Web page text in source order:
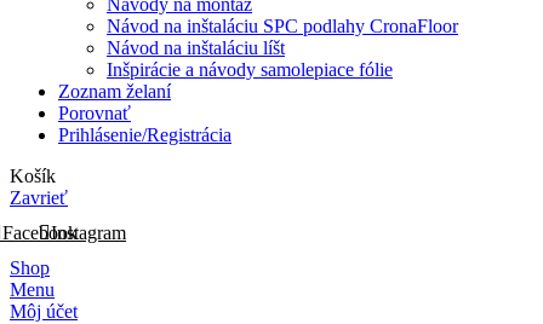
Návod na inštaláciu SPC podlahy CronaFloor
Návod na inštaláciu líšt
Inšpirácie a návody samolepiace fólie
Zoznam želaní
Porovnať
Prihlásenie/Registrácia
Košík
Zavrieť
FacebookInstagram
Shop
Menu
Môj účet